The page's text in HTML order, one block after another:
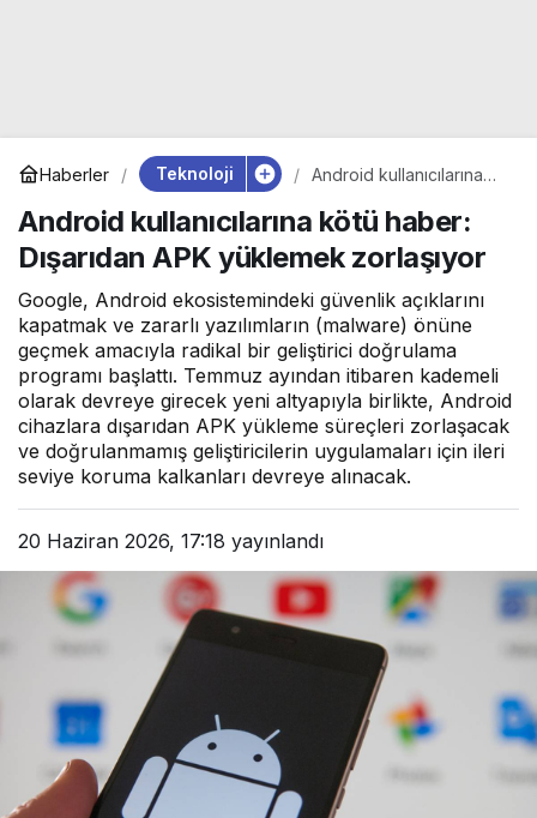
Haberler Teknoloji
Android kullanıcılarına
APK yüklemek
zorlaşıyor
Android kullanıcılarına kötü haber:
Dışarıdan APK yüklemek zorlaşıyor
Google, Android ekosistemindeki güvenlik açıklarını
kapatmak ve zararlı yazılımların (malware) önüne
geçmek amacıyla radikal bir geliştirici doğrulama
programı başlattı. Temmuz ayından itibaren kademeli
olarak devreye girecek yeni altyapıyla birlikte, Android
cihazlara dışarıdan APK yükleme süreçleri zorlaşacak
ve doğrulanmamış geliştiricilerin uygulamaları için ileri
seviye koruma kalkanları devreye alınacak.
20 Haziran 2026, 17:18 yayınlandı